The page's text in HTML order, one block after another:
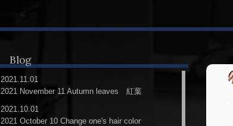
Blog
2021.11.01
2021 November 11 Autumn leaves 紅葉
2021.10.01
2021 October 10 Change one's hair color